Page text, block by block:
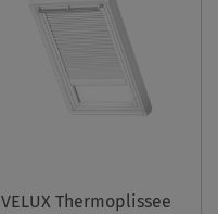
VELUX Thermoplissee